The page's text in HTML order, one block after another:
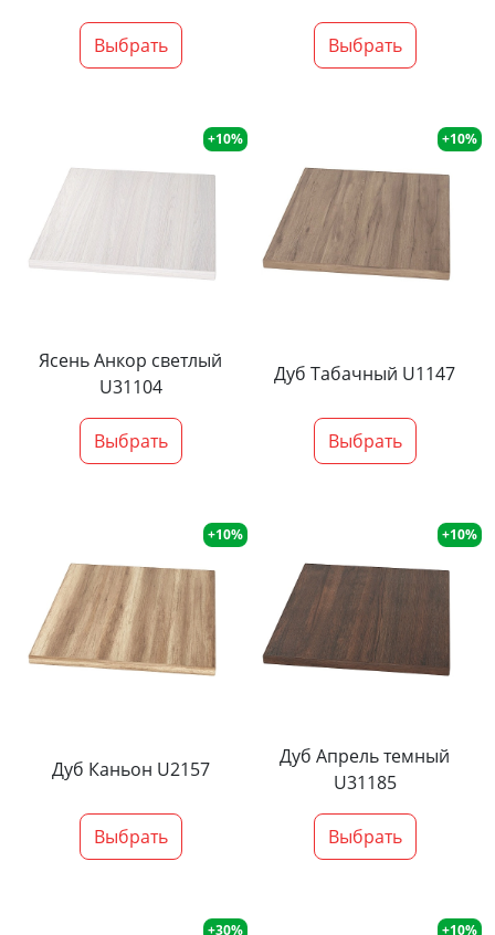
Выбрать Выбрать
+10%
Ясень Анкор светлый
U31104
Выбрать
+10%
Дуб Табачный U1147
Выбрать
+10%
Дуб Каньон U2157
Выбрать
+10%
Дуб Апрель темный
U31185
Выбрать
+30% +10%